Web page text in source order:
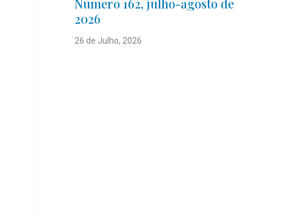
Número 162, julho-agosto de
2026
26 de Julho, 2026